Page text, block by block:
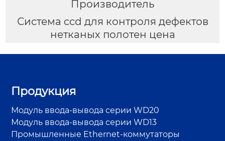
Производитель
Система ccd для контроля дефектов
нетканых полотен цена
Продукция
Модуль ввода-вывода серии WD20
Модуль ввода-вывода серии WD13
Промышленные Ethernet-коммутаторы